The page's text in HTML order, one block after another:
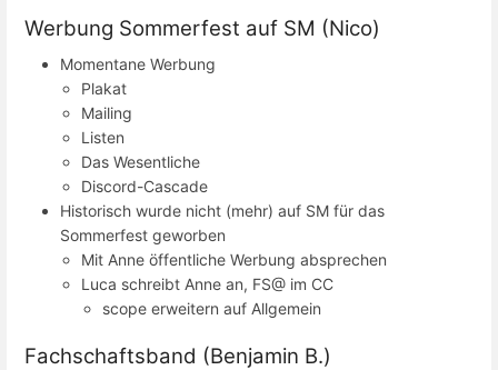
Werbung Sommerfest auf SM (Nico)
Momentane Werbung
Plakat
Mailing
Listen
Das Wesentliche
Discord-Cascade
Historisch wurde nicht (mehr) auf SM für das
Sommerfest geworben
Mit Anne öffentliche Werbung absprechen
Luca schreibt Anne an, FS@ im CC
scope erweitern auf Allgemein
Fachschaftsband (Benjamin B.)